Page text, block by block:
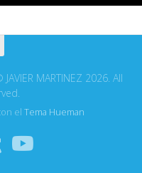
MARTINEZ 2026. All
elTema Hueman